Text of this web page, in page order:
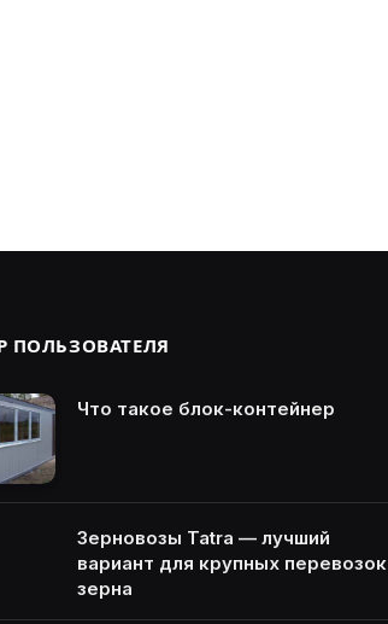
ПОЛЬЗОВАТЕЛЯ
Что такое блок-контейнер
Зерновозы Tatra — лучший
вариант для крупных перевозок
зерна